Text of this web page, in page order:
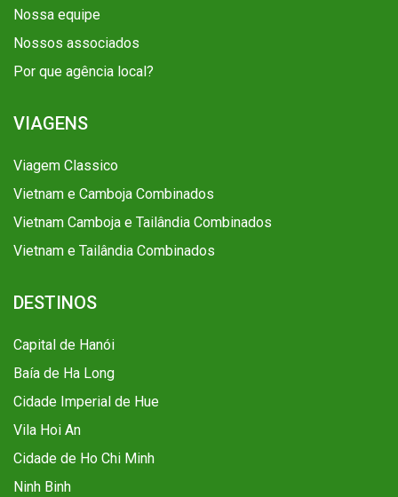
Nossa equipe
Nossos associados
Por que agência local?
VIAGENS
Viagem Classico
Vietnam e Camboja Combinados
Vietnam Camboja e Tailândia Combinados
Vietnam e Tailândia Combinados
DESTINOS
Capital de Hanói
Baía de Ha Long
Cidade Imperial de Hue
Vila Hoi An
Cidade de Ho Chi Minh
Ninh Binh